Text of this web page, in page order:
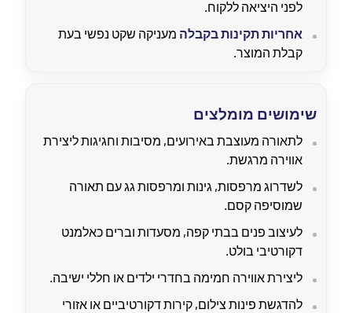
לפני היציאה ללקוח.
אחריות תקינות בקבלה מעניקה שקט נפשי בעת
קבלת המוצר.
שימושים מומלצים
לתאורה מעוצבת באירועים, מסיבות וחגיגות ליצירת
אווירה מרגשת.
לשדרוג מרפסות, גינות ומרפסות גג עם תאורה
שמוסיפה קסם.
לעיצוב פנים בבתי קפה, מסעדות וברים כאלמנט
דקורטיבי בולט.
ליצירת אווירה חמימה בחדרי ילדים או חללי ישיבה.
להדגשת פינות צילום, קירות דקורטיביים או אזורי